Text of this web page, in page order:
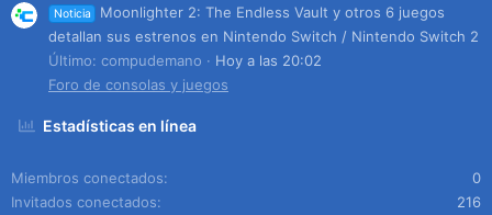
Noticia
Moonlighter 2: The Endless Vault y otros 6 juegos
detallan sus estrenos en Nintendo Switch / Nintendo Switch 2
Último: compudemano
Hoy a las 20:02
Foro de consolas y juegos
Estadísticas en línea
Miembros conectados
0
Invitados conectados
216